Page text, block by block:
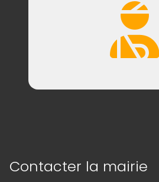
Informations
Contacter la mairie